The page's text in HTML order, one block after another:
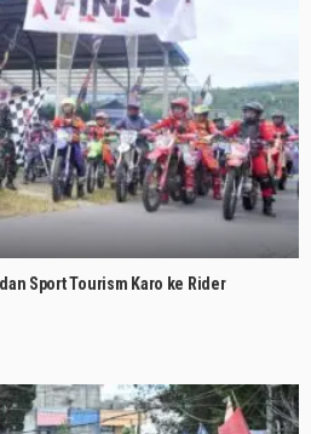
Sport Tourism Karo ke Rider